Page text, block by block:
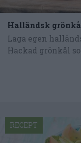
Halländsk
Laga egen
Hackad grönkål
RECEPT